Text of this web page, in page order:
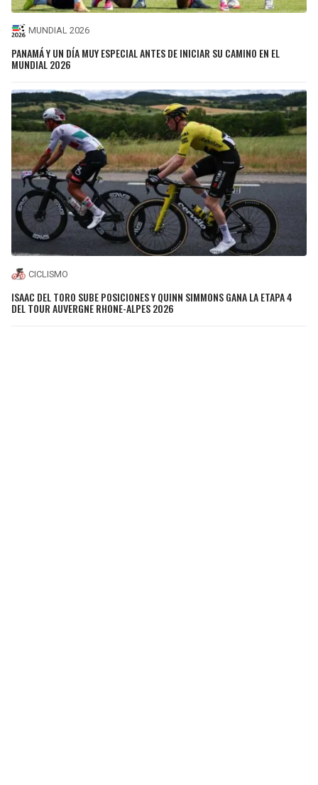
MUNDIAL 2026
PANAMÁ Y UN DÍA MUY ESPECIAL ANTES DE INICIAR SU CAMINO EN EL
MUNDIAL 2026
CICLISMO
ISAAC DEL TORO SUBE POSICIONES Y QUINN SIMMONS GANA LA ETAPA 4
DEL TOUR AUVERGNE RHONE-ALPES 2026